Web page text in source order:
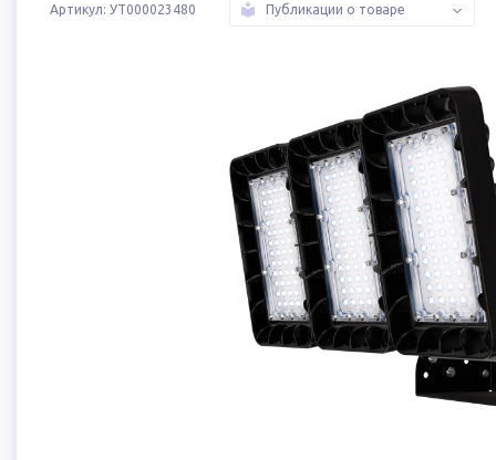
Артикул: УТ000023480 Публикации о товаре